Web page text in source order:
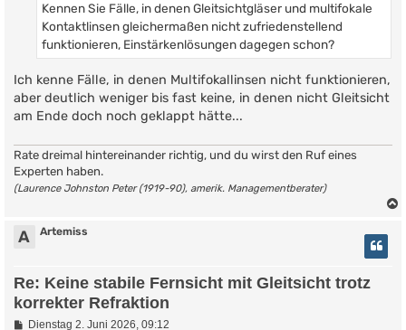
Kennen Sie Fälle, in denen Gleitsichtgläser und multifokale
Kontaktlinsen gleichermaßen nicht zufriedenstellend
funktionieren, Einstärkenlösungen dagegen schon?
Ich kenne Fälle, in denen Multifokallinsen nicht funktionieren,
aber deutlich weniger bis fast keine, in denen nicht Gleitsicht
am Ende doch noch geklappt hätte...
Rate dreimal hintereinander richtig, und du wirst den Ruf eines
Experten haben.
(Laurence Johnston Peter (1919-90), amerik. Managementberater)
A Artemiss
Re: Keine stabile Fernsicht mit Gleitsicht trotz
korrekter Refraktion
BDienstag 2. Juni 2026, 09:12